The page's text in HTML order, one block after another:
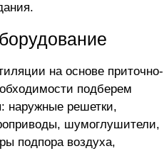
на основе приточно-
подберем
наружные решетки,
шумоглушители,
подпора воздуха,